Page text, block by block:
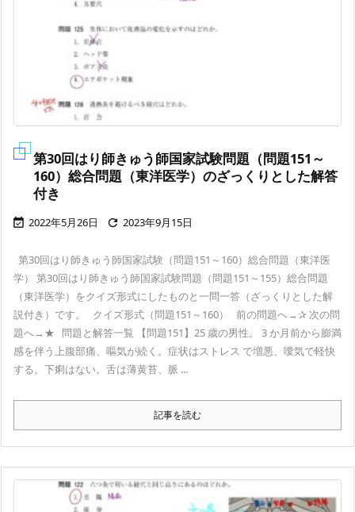
第30回はり師きゅう師国家試験問題（問題151～
160）総合問題（東洋医学）のざっくりとした解答
付き
 2022年5月26日  2023年9月15日
第30回はり師きゅう師国家試験（問題151～160）総合問題（東洋医
学） 第30回はり師きゅう師国家試験問題（問題151～155）総合問題
（東洋医学）をクイズ形式にしたものと一問一答（ざっくりとした解
説付き）です。 クイズ形式（問題151～160） 前の問題へ→✰ 次の問
題へ→★ 問題と解答一覧 【問題151】25 歳の男性。 3 か月前から膨満
感を伴う上腹部痛、嘔気が続く。症状はストレス で増悪、噯気で軽快
する。下痢はない。舌は薄黄苔、脈 ...
記事を読む